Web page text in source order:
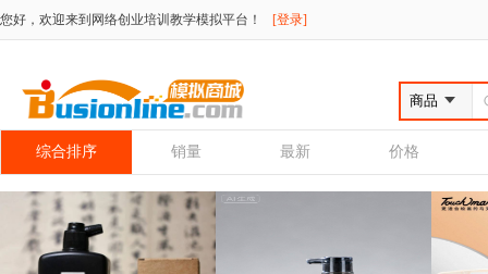
您好，欢迎来到网络创业培训教学模拟平台！ [登录]
综合排序 销量 最新 价格